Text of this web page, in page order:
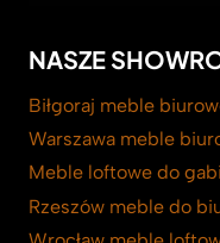
NASZE
Biłgoraj meble
Warszawa meble
Meble loftowe do
Rzeszów meble do